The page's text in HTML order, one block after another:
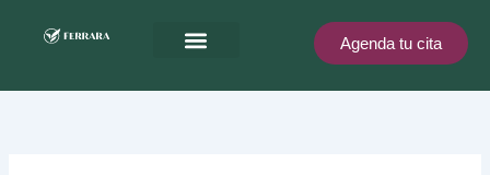
Agenda tu cita